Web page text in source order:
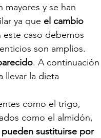
mayores y se han
ya que el cambio
este caso debemos
son amplios.
. A continuación
llevar la dieta
como el trigo,
como el almidón,
pueden sustituirse por